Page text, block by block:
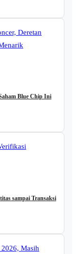
Blue Chip Ini
sampai Transaksi